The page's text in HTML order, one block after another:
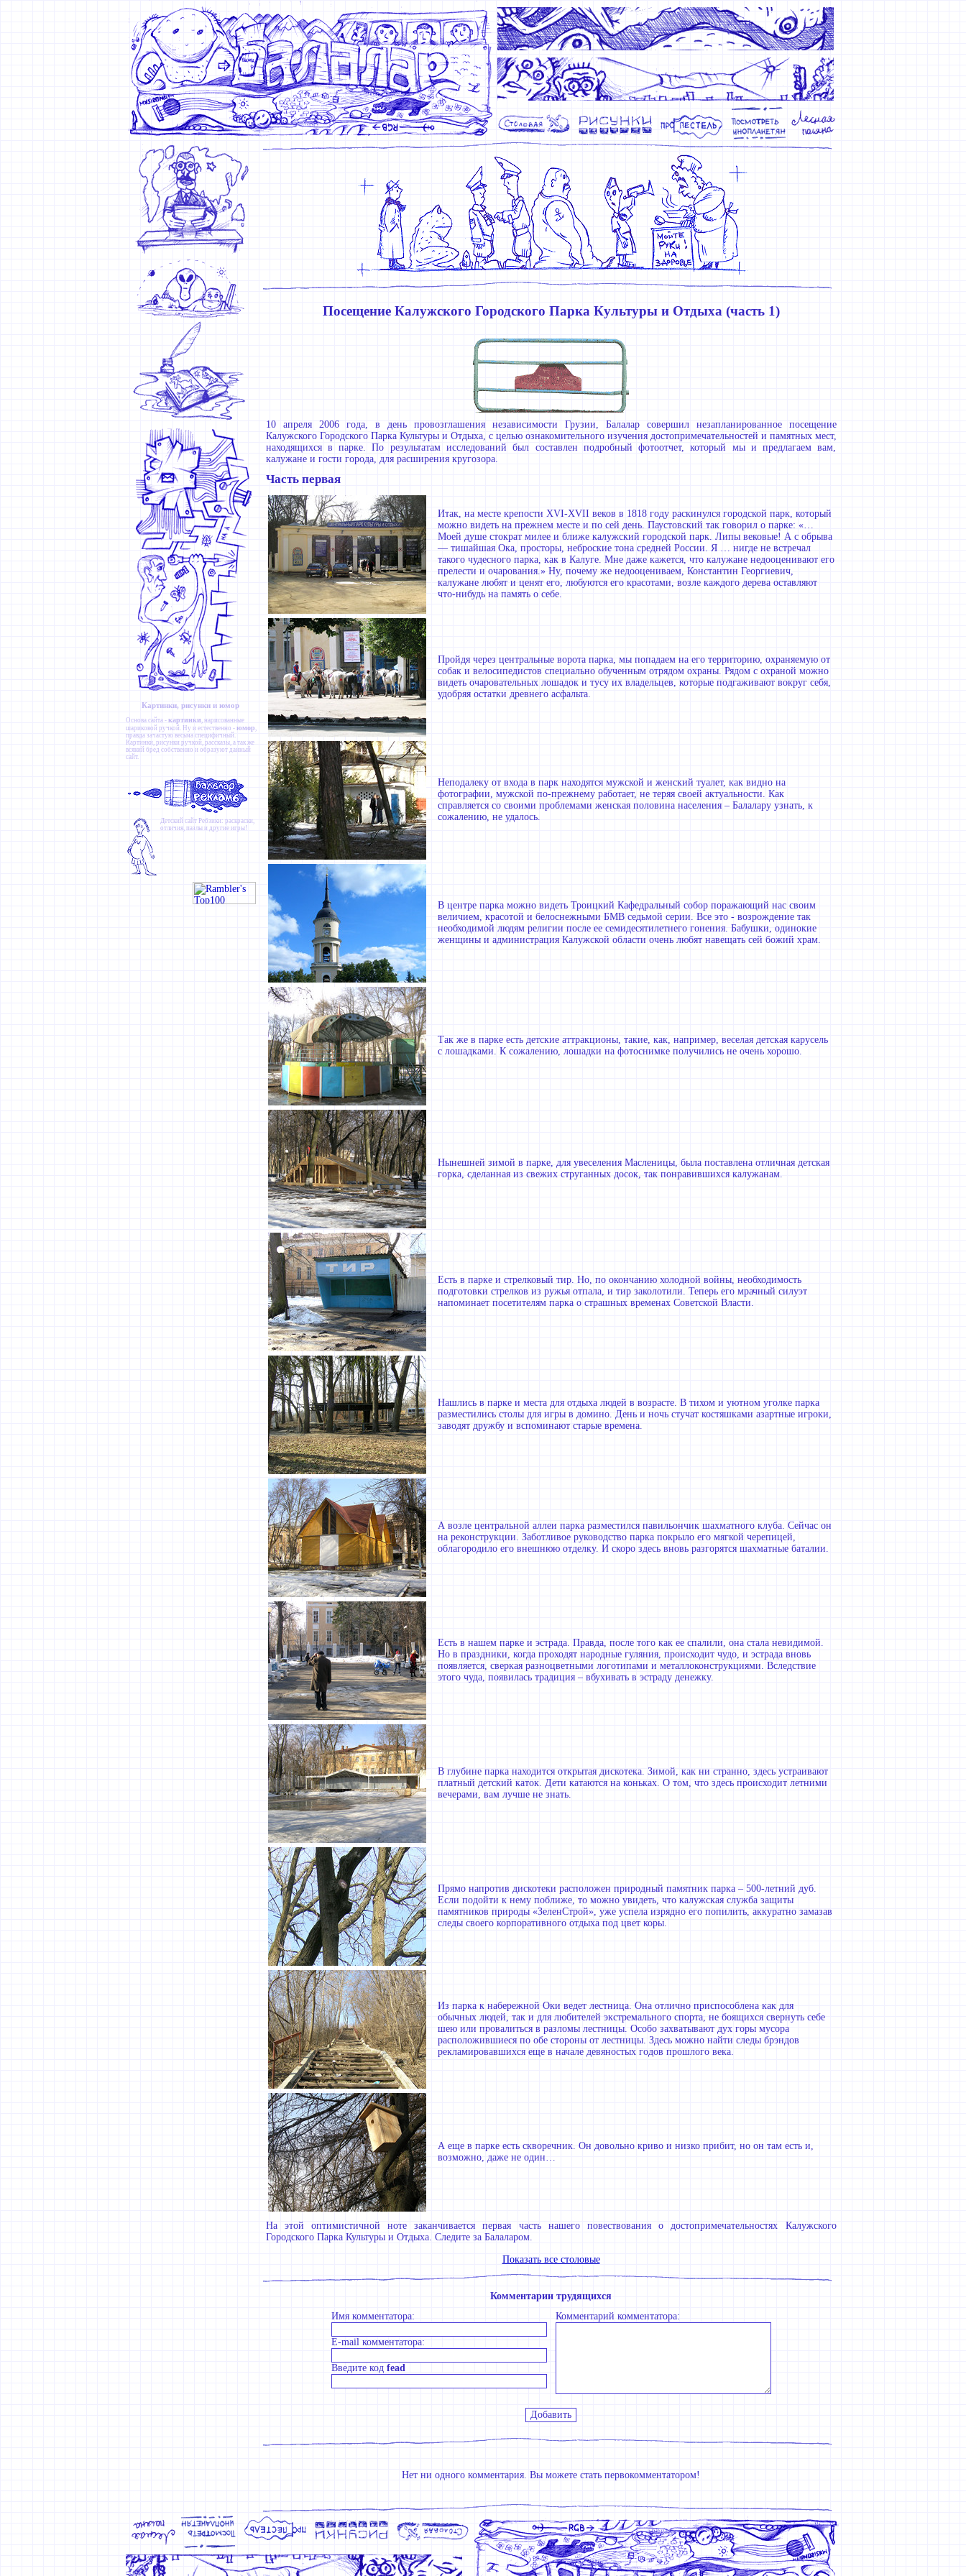
Картинки, рисунки и юмор
Основа сайта - картинки, нарисованные
шариковой ручкой. Ну и естественно - юмор,
правда зачастую весьма специфичный.
Картинки, рисунки ручкой, рассказы, а так же
всякий бред собственно и образуют данный
сайт.
Детский сайт Ребзики: раскраски,
отличия, пазлы и другие игры!
Посещение Калужского Городского Парка Культуры и Отдыха (часть 1)
10 апреля 2006 года, в день провозглашения независимости Грузии, Балалар совершил незапланированное посещение
Калужского Городского Парка Культуры и Отдыха, с целью ознакомительного изучения достопримечательностей и памятных мест,
находящихся в парке. По результатам исследований был составлен подробный фотоотчет, который мы и предлагаем вам,
калужане и гости города, для расширения кругозора.
Часть первая
Итак, на месте крепости XVI-XVII веков в 1818 году раскинулся городской парк, который
можно видеть на прежнем месте и по сей день. Паустовский так говорил о парке: «…
Моей душе стократ милее и ближе калужский городской парк. Липы вековые! А с обрыва
— тишайшая Ока, просторы, неброские тона средней России. Я … нигде не встречал
такого чудесного парка, как в Калуге. Мне даже кажется, что калужане недооценивают его
прелести и очарования.» Ну, почему же недооцениваем, Константин Георгиевич,
калужане любят и ценят его, любуются его красотами, возле каждого дерева оставляют
что-нибудь на память о себе.
Пройдя через центральные ворота парка, мы попадаем на его территорию, охраняемую от
собак и велосипедистов специально обученным отрядом охраны. Рядом с охраной можно
видеть очаровательных лошадок и тусу их владельцев, которые подгаживают вокруг себя,
удобряя остатки древнего асфальта.
Неподалеку от входа в парк находятся мужской и женский туалет, как видно на
фотографии, мужской по-прежнему работает, не теряя своей актуальности. Как
справляется со своими проблемами женская половина населения – Балалару узнать, к
сожалению, не удалось.
В центре парка можно видеть Троицкий Кафедральный собор поражающий нас своим
величием, красотой и белоснежными БМВ седьмой серии. Все это - возрождение так
необходимой людям религии после ее семидесятилетнего гонения. Бабушки, одинокие
женщины и администрация Калужской области очень любят навещать сей божий храм.
Так же в парке есть детские аттракционы, такие, как, например, веселая детская карусель
с лошадками. К сожалению, лошадки на фотоснимке получились не очень хорошо.
Нынешней зимой в парке, для увеселения Масленицы, была поставлена отличная детская
горка, сделанная из свежих струганных досок, так понравившихся калужанам.
Есть в парке и стрелковый тир. Но, по окончанию холодной войны, необходимость
подготовки стрелков из ружья отпала, и тир заколотили. Теперь его мрачный силуэт
напоминает посетителям парка о страшных временах Советской Власти.
Нашлись в парке и места для отдыха людей в возрасте. В тихом и уютном уголке парка
разместились столы для игры в домино. День и ночь стучат костяшками азартные игроки,
заводят дружбу и вспоминают старые времена.
А возле центральной аллеи парка разместился павильончик шахматного клуба. Сейчас он
на реконструкции. Заботливое руководство парка покрыло его мягкой черепицей,
облагородило его внешнюю отделку. И скоро здесь вновь разгорятся шахматные баталии.
Есть в нашем парке и эстрада. Правда, после того как ее спалили, она стала невидимой.
Но в праздники, когда проходят народные гуляния, происходит чудо, и эстрада вновь
появляется, сверкая разноцветными логотипами и металлоконструкциями. Вследствие
этого чуда, появилась традиция – вбухивать в эстраду денежку.
В глубине парка находится открытая дискотека. Зимой, как ни странно, здесь устраивают
платный детский каток. Дети катаются на коньках. О том, что здесь происходит летними
вечерами, вам лучше не знать.
Прямо напротив дискотеки расположен природный памятник парка – 500-летний дуб.
Если подойти к нему поближе, то можно увидеть, что калужская служба защиты
памятников природы «ЗеленСтрой», уже успела изрядно его попилить, аккуратно замазав
следы своего корпоративного отдыха под цвет коры.
Из парка к набережной Оки ведет лестница. Она отлично приспособлена как для
обычных людей, так и для любителей экстремального спорта, не боящихся свернуть себе
шею или провалиться в разломы лестницы. Особо захватывают дух горы мусора
расположившиеся по обе стороны от лестницы. Здесь можно найти следы брэндов
рекламировавшихся еще в начале девяностых годов прошлого века.
А еще в парке есть скворечник. Он довольно криво и низко прибит, но он там есть и,
возможно, даже не один…
На этой оптимистичной ноте заканчивается первая часть нашего повествования о достопримечательностях Калужского
Городского Парка Культуры и Отдыха. Следите за Балаларом.
Показать все столовые
Комментарии трудящихся
Имя комментатора:
E-mail комментатора:
Введите код fead
Комментарий комментатора:
Нет ни одного комментария. Вы можете стать первокомментатором!